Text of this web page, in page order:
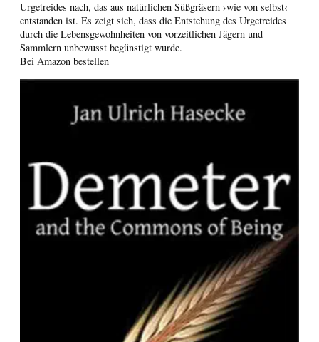
Urgetreides nach, das aus natürlichen Süßgräsern ›wie von selbst‹
entstanden ist. Es zeigt sich, dass die Entstehung des Urgetreides
durch die Lebensgewohnheiten von vorzeitlichen Jägern und
Sammlern unbewusst begünstigt wurde.
Bei Amazon bestellen